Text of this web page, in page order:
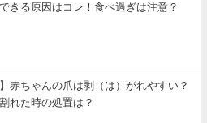
きる原因はコレ！食べ過ぎは注意？
赤ちゃんの爪は剥（は）がれやすい？
れた時の処置は？